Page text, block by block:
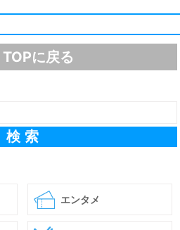
に戻る
エンタメ